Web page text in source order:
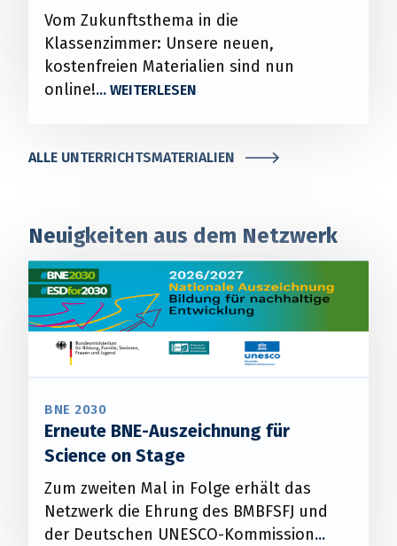
Vom Zukunftsthema in die
Klassenzimmer: Unsere neuen,
kostenfreien Materialien sind nun
online!
ALLE UNTERRICHTSMATERIALIEN
Neuigkeiten aus dem Netzwerk
BNE 2030
Erneute BNE-Auszeichnung für
Science on Stage
Zum zweiten Mal in Folge erhält das
Netzwerk die Ehrung des BMBFSFJ und
der Deutschen UNESCO-Kommission